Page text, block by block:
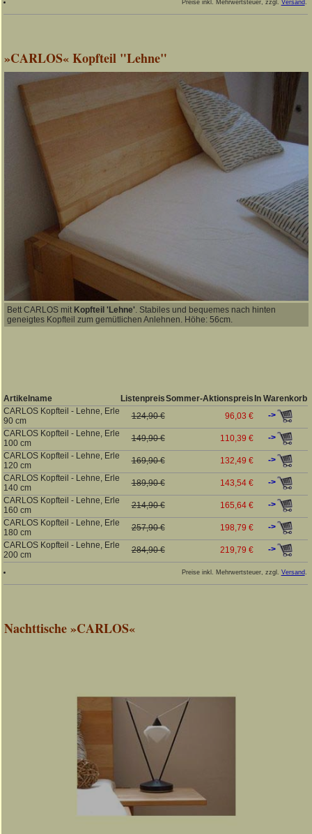
Preise inkl. Mehrwertsteuer, zzgl. Versand
»CARLOS« Kopfteil "Lehne"
Bett CARLOS mit Kopfteil 'Lehne' . Stabiles und bequemes nach hinten
geneigtes Kopfteil zum gemütlichen Anlehnen. Höhe: 56cm.
Artikelname ListenpreisSommer-Aktionspreis In Warenkorb
CARLOS Kopfteil - Lehne, Erle
90 cm
124,90 € 96,03 €
->
CARLOS Kopfteil - Lehne, Erle
100 cm
149,90 € 110,39 €
->
CARLOS Kopfteil - Lehne, Erle
120 cm
169,90 € 132,49 €
->
CARLOS Kopfteil - Lehne, Erle
140 cm
189,90 € 143,54 €
->
CARLOS Kopfteil - Lehne, Erle
160 cm
214,90 € 165,64 €
->
CARLOS Kopfteil - Lehne, Erle
180 cm
257,90 € 198,79 €
->
CARLOS Kopfteil - Lehne, Erle
200 cm
284,90 € 219,79 € ->
Preise inkl. Mehrwertsteuer, zzgl. Versand.
Nachttische »CARLOS«